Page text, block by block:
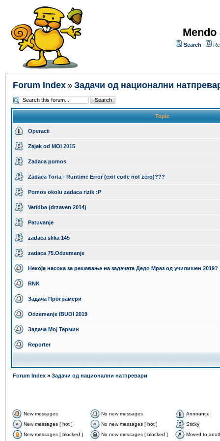
Search
Forum Index » Задачи од национални
Topic
Operacii
Zajak od MOI 2015
Zadaca pomos
Zadaca Torta - Runtime Error (exit code not zero)???
Pomos okolu zadaca rizik :P
Veridba (drzaven 2014)
Patuvanje
zadaca slika 145
zadaca 75.Odzemanje
Некоја насока за решавање на задачата Дедо Мраз од училишен 2019?
RNK
Задача Програмери
Odzemanje IBUOI 2019
Задача Мој Термин
Reporter
Forum Index » Задачи од национални натпревари
New messages No new messages
Announce
New messages [ hot ]
No new messages [ hot ]
Sticky
New messages [ blocked ]
No new messages [ blocked ] Moved to